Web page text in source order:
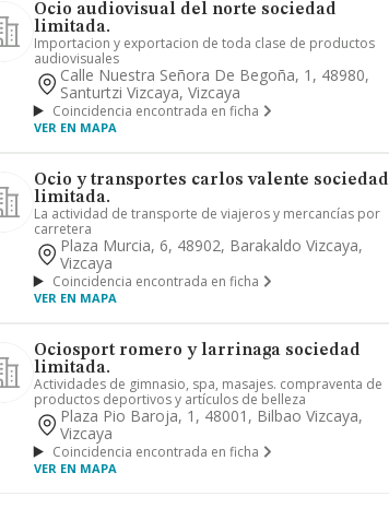
Ocio audiovisual del norte sociedad
limitada.
Importacion y exportacion de toda clase de productos
audiovisuales
Calle Nuestra Señora De Begoña, 1, 48980,
Santurtzi Vizcaya, Vizcaya
Coincidencia encontrada en ficha
VER EN MAPA
Ocio y transportes carlos valente sociedad
limitada.
La actividad de transporte de viajeros y mercancías por
carretera
Plaza Murcia, 6, 48902, Barakaldo Vizcaya,
Vizcaya
Coincidencia encontrada en ficha
VER EN MAPA
Ociosport romero y larrinaga sociedad
limitada.
Actividades de gimnasio, spa, masajes. compraventa de
productos deportivos y artículos de belleza
Plaza Pio Baroja, 1, 48001, Bilbao Vizcaya,
Vizcaya
Coincidencia encontrada en ficha
VER EN MAPA